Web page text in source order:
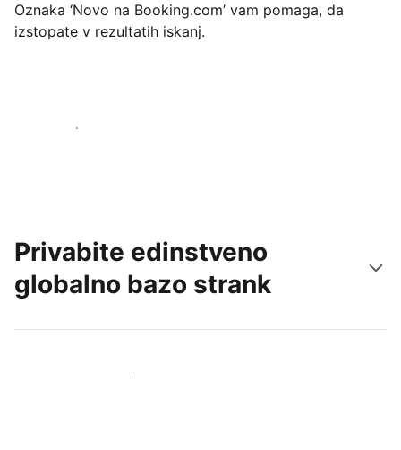
Oznaka ‘Novo na Booking.com’ vam pomaga, da
izstopate v rezultatih iskanj.
Začnite danes
Privabite edinstveno
globalno bazo strank
Pridobite nove goste še danes